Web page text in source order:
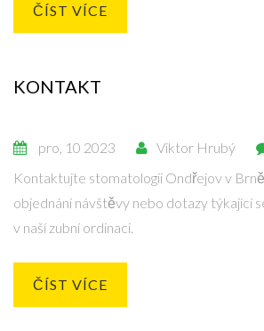
ČÍST VÍCE
KONTAKT
pro, 10 2023 Viktor Hrubý
Kontaktujte stomatologii Ondřejov v
objednání návštěvy nebo dotazy týkající
v naší zubní ordinaci.
ČÍST VÍCE